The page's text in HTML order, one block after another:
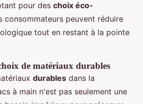
pour des choix éco-
consommateurs peuvent réduire
tout en restant à la pointe
de matériaux durables
durables dans la
à main n'est pas seulement une